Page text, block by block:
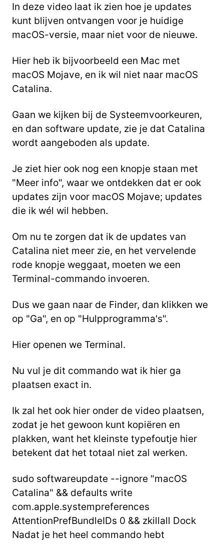
In deze video laat ik zien hoe je updates
kunt blijven ontvangen voor je huidige
macOS-versie, maar niet voor de nieuwe.
Hier heb ik bijvoorbeeld een Mac met
macOS Mojave, en ik wil niet naar macOS
Catalina.
Gaan we kijken bij de Systeemvoorkeuren,
en dan software update, zie je dat Catalina
wordt aangeboden als update.
Je ziet hier ook nog een knopje staan met
"Meer info", waar we ontdekken dat er ook
updates zijn voor macOS Mojave; updates
die ik wél wil hebben.
Om nu te zorgen dat ik de updates van
Catalina niet meer zie, en het vervelende
rode knopje weggaat, moeten we een
Terminal-commando invoeren.
Dus we gaan naar de Finder, dan klikken we
op "Ga", en op "Hulpprogramma's".
Hier openen we Terminal.
Nu vul je dit commando wat ik hier ga
plaatsen exact in.
Ik zal het ook hier onder de video plaatsen,
zodat je het gewoon kunt kopiëren en
plakken, want het kleinste typefoutje hier
betekent dat het totaal niet zal werken.
sudo softwareupdate --ignore "macOS
Catalina" && defaults write
com.apple.systempreferences
AttentionPrefBundleIDs 0 && zkillall Dock
Nadat je het heel commando hebt